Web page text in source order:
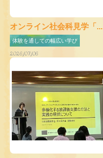
オンライン社会科見学「...
体験を通しての幅広い学び
2026/07/06